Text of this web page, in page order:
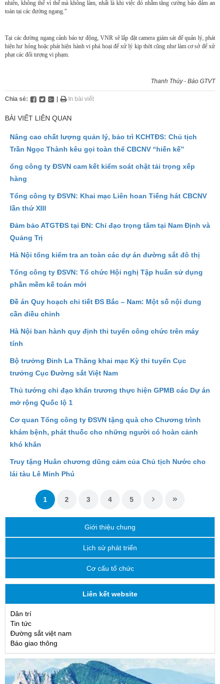
nhiên, không thể vì thế mà không làm, nhất là khi việc đó nhằm tăng cường bảo đảm an
toàn tại các đường ngang.”
Tại các đường ngang cảnh báo tự động, VNR sẽ lắp đặt camera giám sát để quản lý, phát
hiện hư hỏng hoặc phát hiện hành vi phá hoại để xử lý kịp thời cũng như làm cơ sở để xử
phạt các đối tượng vi phạm.
Thanh Thúy - Báo GTVT
Chia sẻ: In bài viết
BÀI VIẾT LIÊN QUAN
Nâng cao chất lượng quản lý, bảo trì KCHTĐS: Chủ tịch
Trần Ngọc Thành kêu gọi toàn thể CBCNV “hiến kế”
ổng công ty ĐSVN cam kết kiểm soát chặt tải trọng xếp
hàng
Tổng công ty ĐSVN: Khai mạc Liên hoan Tiếng hát CBCNV
lần thứ XIII
Đảm bảo ATGTĐS tại ĐN: Chỉ đạo trọng tâm tại Nam Định và
Quảng Trị
Hà Nội tổng kiểm tra an toàn các dự án đường sắt đô thị
Tổng công ty ĐSVN: Tổ chức Hội nghị Tập huấn sử dụng
phần mềm kế toán mới
Đề án Quy hoạch chi tiết ĐS Bắc – Nam: Một số nội dung
cần điều chỉnh
Hà Nội ban hành quy định thi tuyển công chức trên máy
tính
Bộ trưởng Đinh La Thăng khai mạc Kỳ thi tuyển Cục
trưởng Cục Đường sắt Việt Nam
Thủ tướng chỉ đạo khẩn trương thực hiện GPMB các Dự án
mở rộng Quốc lộ 1
Cơ quan Tổng công ty ĐSVN tặng quà cho Chương trình
khám bệnh, phát thuốc cho những người có hoàn cảnh
khó khăn
Truy tặng Huân chương dũng cảm của Chủ tịch Nước cho
lái tàu Lê Minh Phú
1 2 3 4 5
Giới thiệu chung
Lịch sử phát triển
Cơ cấu tổ chức
Liên kết website
Dân trí
Tin tức
Đường sắt việt nam
Báo giao thông